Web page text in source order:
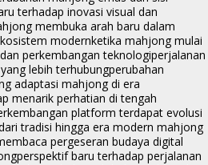
terhadap inovasi visual dan
membuka arah baru dalam
modernketika mahjong mulai
perkembangan teknologiperjalanan
lebih terhubungperubahan
adaptasi mahjong di era
menarik perhatian di tengah
platform terdapat evolusi
tradisi hingga era modern mahjong
pergeseran budaya digital
perspektif baru terhadap perjalanan